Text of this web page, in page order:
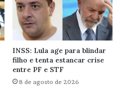
INSS: Lula age para blindar
filho e tenta estancar crise
entre PF e STF
8 de agosto de 2026